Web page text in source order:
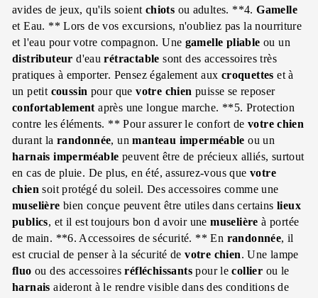
avides de jeux, qu'ils soient chiots ou adultes. **4. Gamelle
et Eau. ** Lors de vos excursions, n'oubliez pas la nourriture
et l'eau pour votre compagnon. Une gamelle pliable ou un
distributeur d'eau rétractable sont des accessoires très
pratiques à emporter. Pensez également aux croquettes et à
un petit coussin pour que votre chien puisse se reposer
confortablement après une longue marche. **5. Protection
contre les éléments. ** Pour assurer le confort de votre chien
durant la randonnée, un manteau imperméable ou un
harnais imperméable peuvent être de précieux alliés, surtout
en cas de pluie. De plus, en été, assurez-vous que votre
chien soit protégé du soleil. Des accessoires comme une
muselière bien conçue peuvent être utiles dans certains lieux
publics, et il est toujours bon d avoir une muselière à portée
de main. **6. Accessoires de sécurité. ** En randonnée, il
est crucial de penser à la sécurité de votre chien. Une lampe
fluo ou des accessoires réfléchissants pour le collier ou le
harnais aideront à le rendre visible dans des conditions de